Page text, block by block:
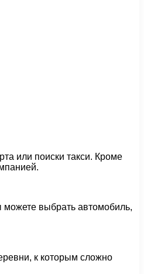
или поиски такси. Кроме
выбрать автомобиль,
к которым сложно